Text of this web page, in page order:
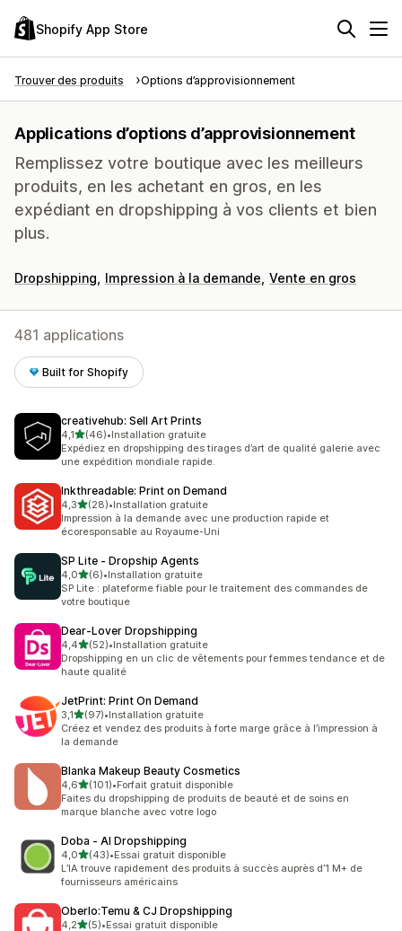
Shopify App Store
Trouver des produits Options d’approvisionnement
Applications d’options d’approvisionnement
Remplissez votre boutique avec les meilleurs
produits, en les achetant en gros, en les
expédiant en dropshipping à vos clients et bien
plus.
Dropshipping Impression à la demande Vente en gros
481 applications
Built for Shopify
creativehub: Sell Art Prints
4,1étoile(s) sur 5
(46)
46 avis au total
•Installation gratuite
Expédiez en dropshipping des tirages d’art de qualité galerie avec
une expédition mondiale rapide.
Inkthreadable: Print on Demand
4,3étoile(s) sur 5
(28)
28 avis au total
•Installation gratuite
Impression à la demande avec une production rapide et
écoresponsable au Royaume-Uni
SP Lite ‑ Dropship Agents
4,0étoile(s) sur 5
(6)
6 avis au total
•Installation gratuite
SP Lite : plateforme fiable pour le traitement des commandes de
votre boutique
Dear‑Lover Dropshipping
4,4étoile(s) sur 5
(52)
52 avis au total
•Installation gratuite
Dropshipping en un clic de vêtements pour femmes tendance et de
haute qualité
JetPrint: Print On Demand
3,1étoile(s) sur 5
(97)
97 avis au total
•Installation gratuite
Créez et vendez des produits à forte marge grâce à l’impression à
la demande
Blanka Makeup Beauty Cosmetics
4,6étoile(s) sur 5
(101)
101 avis au total
•Forfait gratuit disponible
Faites du dropshipping de produits de beauté et de soins en
marque blanche avec votre logo
Doba ‑ AI Dropshipping
4,0étoile(s) sur 5
(43)
43 avis au total
•Essai gratuit disponible
L’IA trouve rapidement des produits à succès auprès d’1 M+ de
fournisseurs américains
Oberlo:Temu & CJ Dropshipping
4,2étoile(s) sur 5
(5)•Essai gratuit disponible